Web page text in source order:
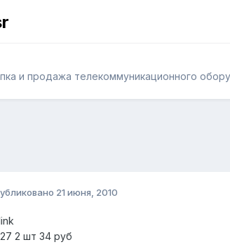
и продажа телекоммуникационного
21 июня, 2010
2 шт 34 руб